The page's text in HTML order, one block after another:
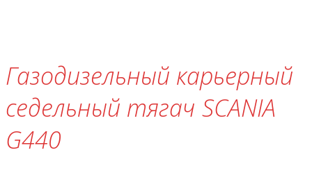
Газодизельный карьерный
седельный тягач SCANIA
G440